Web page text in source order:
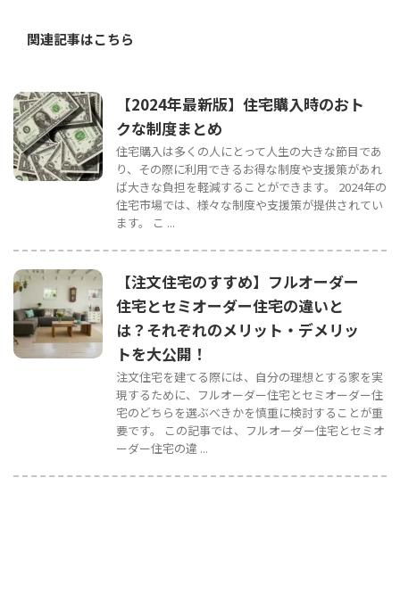
関連記事はこちら
【2024年最新版】住宅購入時のおト
クな制度まとめ
住宅購入は多くの人にとって人生の大きな節目であ
り、その際に利用できるお得な制度や支援策があれ
ば大きな負担を軽減することができます。 2024年の
住宅市場では、様々な制度や支援策が提供されてい
ます。 こ ...
【注文住宅のすすめ】フルオーダー
住宅とセミオーダー住宅の違いと
は？それぞれのメリット・デメリッ
トを大公開！
注文住宅を建てる際には、自分の理想とする家を実
現するために、フルオーダー住宅とセミオーダー住
宅のどちらを選ぶべきかを慎重に検討することが重
要です。 この記事では、フルオーダー住宅とセミオ
ーダー住宅の違 ...